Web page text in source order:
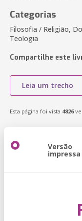
Categorias
Filosofia / Religião,
Teologia
Compartilhe este
Leia um trecho
Esta página foi vista 4826
Versão
impressa